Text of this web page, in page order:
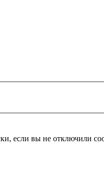
если вы не отключили